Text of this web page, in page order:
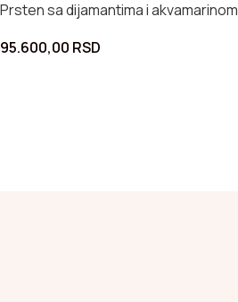
Prsten sa dijamantima i akvamarinom
95.600,00 RSD